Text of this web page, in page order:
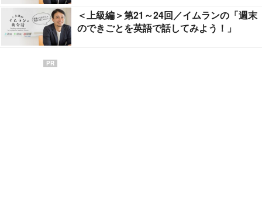
＜上級編＞第21～24回／イムランの「週末
のできごとを英語で話してみよう！」
PR